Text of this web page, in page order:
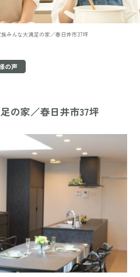
族みんな大満足の家／春日井市37坪
の声
の家／春日井市37坪